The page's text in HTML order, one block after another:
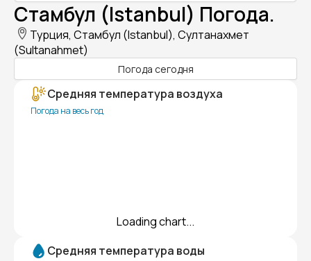
Стамбул (Istanbul) Погода.
Турция, Стамбул (Istanbul), Султанахмет
(Sultanahmet)
Погода сегодня
Средняя температура воздуха
Погода на весь год
Loading chart...
Средняя температура воды